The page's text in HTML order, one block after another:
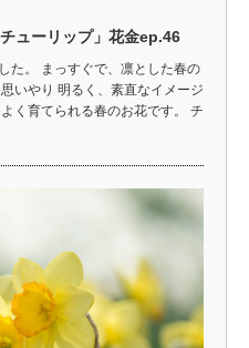
ューリップ」花金ep.46
た。 まっすぐで、凛とした春の
いやり 明るく、素直なイメージ
く育てられる春のお花です。 チ